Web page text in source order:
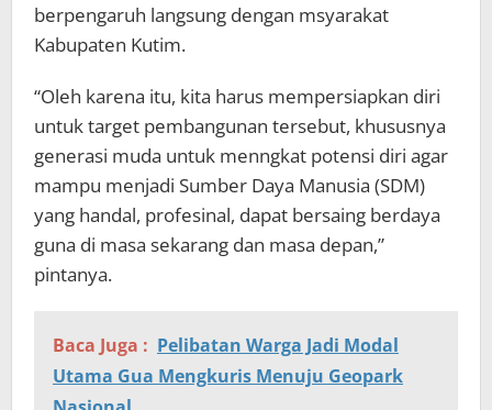
berpengaruh langsung dengan msyarakat
Kabupaten Kutim.
“Oleh karena itu, kita harus mempersiapkan diri
untuk target pembangunan tersebut, khususnya
generasi muda untuk menngkat potensi diri agar
mampu menjadi Sumber Daya Manusia (SDM)
yang handal, profesinal, dapat bersaing berdaya
guna di masa sekarang dan masa depan,”
pintanya.
Baca Juga : Pelibatan Warga Jadi Modal
Utama Gua Mengkuris Menuju Geopark